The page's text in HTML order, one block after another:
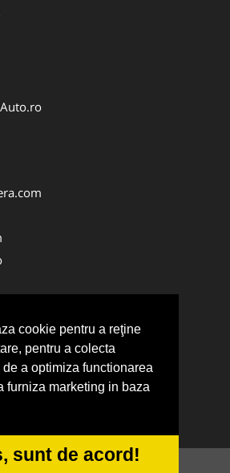
cookie pentru a reţine
pentru a colecta
a optimiza functionarea
furniza marketing in baza
sunt de acord!